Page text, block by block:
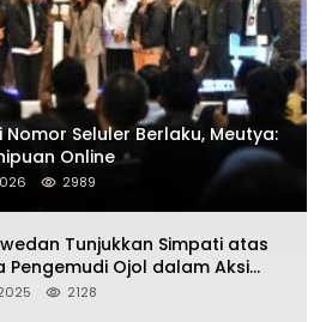
Nomor Seluler Berlaku, Meutya:
Online
2989
Tunjukkan Simpati atas
Pengemudi Ojol dalam Aksi
2128